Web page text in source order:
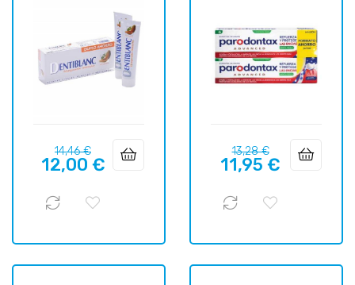
Prix
habituel
14,46 €Prix
12,00 €
Prix
habituel
13,28 €Prix
11,95 €